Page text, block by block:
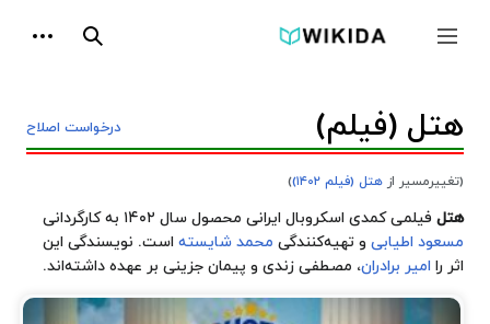
جمع و باز کردن نوار کناری جستجو
درخواست اصلاح هتل (فیلم)
(تغییرمسیر از هتل (فیلم ۱۴۰۲) )
هتل فیلمی کمدی اسکروبال ایرانی محصول سال ۱۴۰۲ به کارگردانی
مسعود اطیابی و تهیه‌کنندگی محمد شایسته است. نویسندگی این
اثر را امیر برادران، مصطفی زندی و پیمان جزینی بر عهده داشته‌اند.